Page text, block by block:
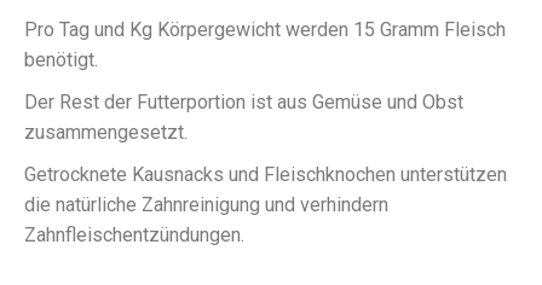
Pro Tag und Kg Körpergewicht werden 15 Gramm Fleisch
benötigt.
Der Rest der Futterportion ist aus Gemüse und Obst
zusammengesetzt.
Getrocknete Kausnacks und Fleischknochen unterstützen
die natürliche Zahnreinigung und verhindern
Zahnfleischentzündungen.